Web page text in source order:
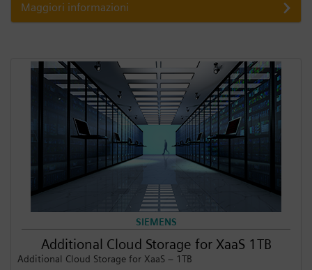
Maggiori informazioni
SIEMENS
Additional Cloud Storage for XaaS 1TB
Additional Cloud Storage for XaaS – 1TB